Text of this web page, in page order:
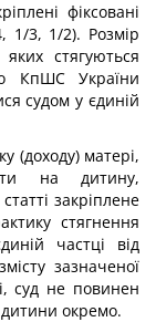
фіксовані
1/3, 1/2). Розмір
стягуються
КпШС України
судом у єдиній
(доходу) матері,
на дитину,
закріплене
стягнення
частці від
зазначеної
суд не повинен
окремо.